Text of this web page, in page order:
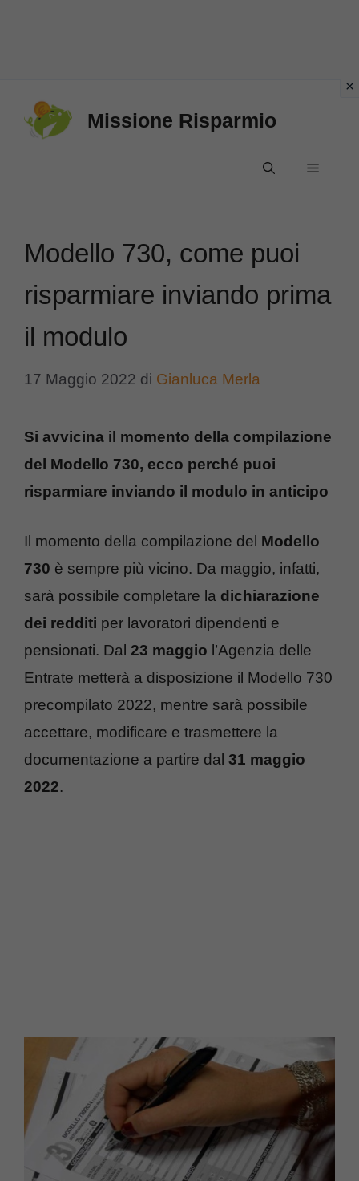
Missione Risparmio
Menu
Modello 730, come puoi
risparmiare inviando prima
il modulo
17 Maggio 2022 di Gianluca Merla
Si avvicina il momento della compilazione
del Modello 730, ecco perché puoi
risparmiare inviando il modulo in anticipo
Il momento della compilazione del Modello
730 è sempre più vicino. Da maggio, infatti,
sarà possibile completare la dichiarazione
dei redditi per lavoratori dipendenti e
pensionati. Dal 23 maggio l’Agenzia delle
Entrate metterà a disposizione il Modello 730
precompilato 2022, mentre sarà possibile
accettare, modificare e trasmettere la
documentazione a partire dal 31 maggio
2022.